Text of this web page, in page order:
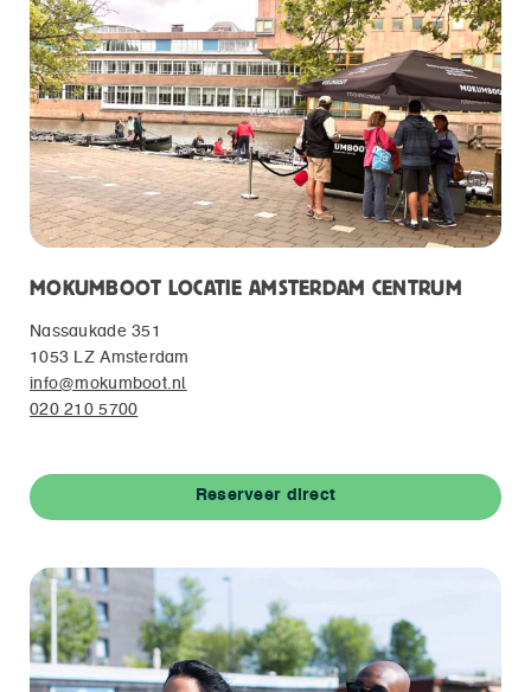
MOKUMBOOT LOCATIE AMSTERDAM CENTRUM
Nassaukade 351
1053 LZ Amsterdam
info@mokumboot.nl
020 210 5700
Reserveer direct